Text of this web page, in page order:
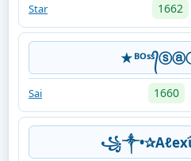
Star 1662
Sai 1660